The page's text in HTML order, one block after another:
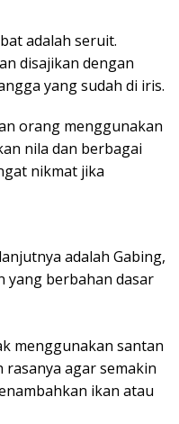
adalah seruit.
disajikan dengan
yang sudah di iris.
orang menggunakan
nila dan berbagai
nikmat jika
adalah Gabing,
yang berbahan dasar
menggunakan santan
agar semakin
ikan atau